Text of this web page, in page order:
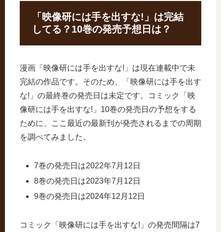
「映像研には手を出すな!」は完結
してる？10巻の発売予想日は？
漫画「映像研には手を出すな!」は現在連載中で未
完結の作品です。そのため、「映像研には手を出す
な!」の最終巻の発売日は未定です。コミック「映
像研には手を出すな!」10巻の発売日の予想をする
ために、ここ最近の最新刊が発売されるまでの周期
を調べてみました。
7巻の発売日は2022年7月12日
8巻の発売日は2023年7月12日
9巻の発売日は2024年12月12日
コミック「映像研には手を出すな!」の発売間隔は7